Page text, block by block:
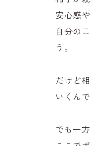
安心感
自分の
う。
だけど
いくん
でも一